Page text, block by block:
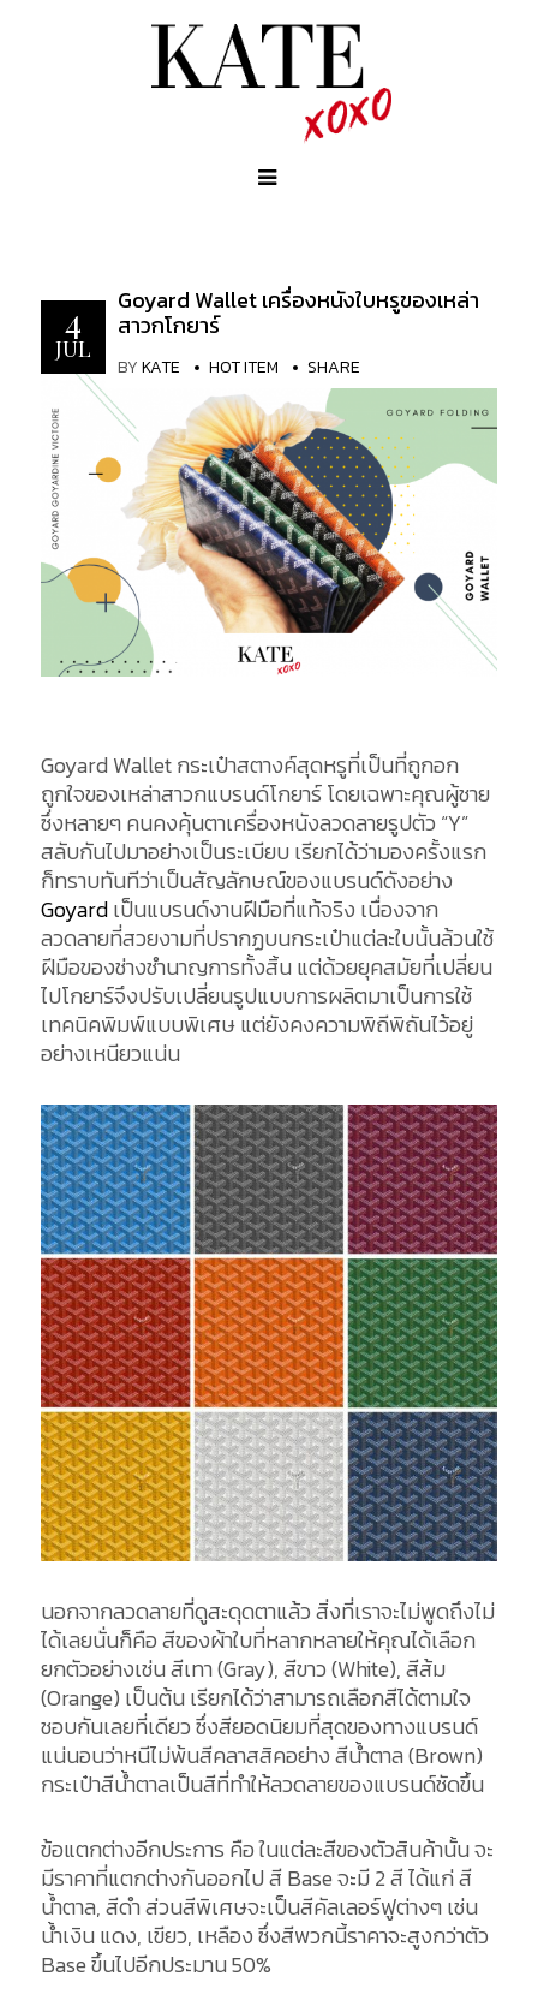
4
JUL
Goyard Wallet เครื่องหนังใบหรูของเหล่า
สาวกโกยาร์
BYKATE HOT ITEM SHARE
Goyard Wallet กระเป๋าสตางค์สุดหรูที่เป็นที่ถูกอก
ถูกใจของเหล่าสาวกแบรนด์โกยาร์ โดยเฉพาะคุณผู้ชาย
ซึ่งหลายๆ คนคงคุ้นตาเครื่องหนังลวดลายรูปตัว “Y”
สลับกันไปมาอย่างเป็นระเบียบ เรียกได้ว่ามองครั้งแรก
ก็ทราบทันทีว่าเป็นสัญลักษณ์ของแบรนด์ดังอย่าง
Goyardเป็นแบรนด์งานฝีมือที่แท้จริง เนื่องจาก
ลวดลายที่สวยงามที่ปรากฏบนกระเป๋าแต่ละใบนั้นล้วนใช้
ฝีมือของช่างชำนาญการทั้งสิ้น แต่ด้วยยุคสมัยที่เปลี่ยน
ไปโกยาร์จึงปรับเปลี่ยนรูปแบบการผลิตมาเป็นการใช้
เทคนิคพิมพ์แบบพิเศษ แต่ยังคงความพิถีพิถันไว้อยู่
อย่างเหนียวแน่น
นอกจากลวดลายที่ดูสะดุดตาแล้ว สิ่งที่เราจะไม่พูดถึงไม่
ได้เลยนั่นก็คือ สีของผ้าใบที่หลากหลายให้คุณได้เลือก
ยกตัวอย่างเช่น สีเทา (Gray), สีขาว (White), สีส้ม
(Orange) เป็นต้น เรียกได้ว่าสามารถเลือกสีได้ตามใจ
ชอบกันเลยที่เดียว ซึ่งสียอดนิยมที่สุดของทางแบรนด์
แน่นอนว่าหนีไม่พ้นสีคลาสสิคอย่าง สีน้ำตาล (Brown)
กระเป๋าสีน้ำตาลเป็นสีที่ทำให้ลวดลายของแบรนด์ชัดขึ้น
ข้อแตกต่างอีกประการ คือ ในแต่ละสีของตัวสินค้านั้น จะ
มีราคาที่แตกต่างกันออกไป สี Base จะมี 2 สี ได้แก่ สี
น้ำตาล, สีดำ ส่วนสีพิเศษจะเป็นสีคัลเลอร์ฟูต่างๆ เช่น
น้ำเงิน แดง, เขียว, เหลือง ซึ่งสีพวกนี้ราคาจะสูงกว่าตัว
Base ขึ้นไปอีกประมาน 50%